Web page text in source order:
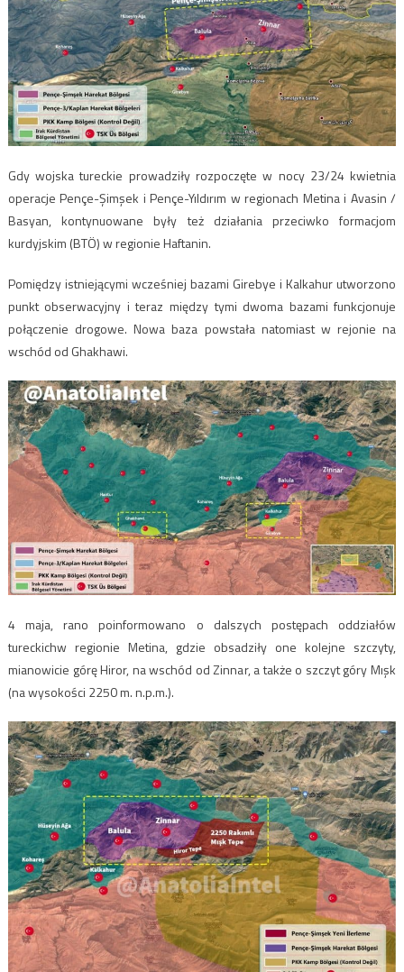
Gdy wojska tureckie prowadziły rozpoczęte w nocy 23/24 kwietnia
operacje Pençe-Şimşek i Pençe-Yıldırım w regionach Metina i Avasin /
Basyan, kontynuowane były też działania przeciwko formacjom
kurdyjskim (BTÖ) w regionie Haftanin.
Pomiędzy istniejącymi wcześniej bazami Girebye i Kalkahur utworzono
punkt obserwacyjny i teraz między tymi dwoma bazami funkcjonuje
połączenie drogowe. Nowa baza powstała natomiast w rejonie na
wschód od Ghakhawi.
4 maja, rano poinformowano o dalszych postępach oddziałów
tureckichw regionie Metina, gdzie obsadziły one kolejne szczyty,
mianowicie górę Hiror, na wschód od Zinnar, a także o szczyt góry Mışk
(na wysokości 2250 m. n.p.m.).